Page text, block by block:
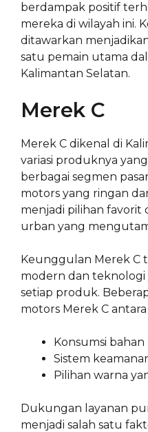
berdampak positif
mereka di wilayah ini.
ditawarkan
satu pemain utama
Kalimantan Selatan.
Merek C
Merek C dikenal di
variasi produknya
berbagai segmen
motors yang ringan
menjadi pilihan favorit
urban yang
Keunggulan Merek C
modern dan
setiap produk.
motors Merek C antara
Konsumsi
Sistem
Pilihan warna
Dukungan layanan
menjadi salah satu